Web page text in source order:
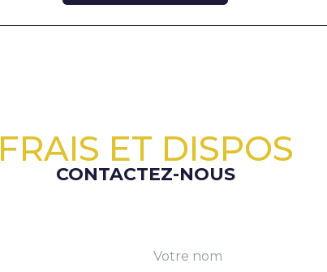
FRAIS ET DISPOS
CONTACTEZ-NOUS